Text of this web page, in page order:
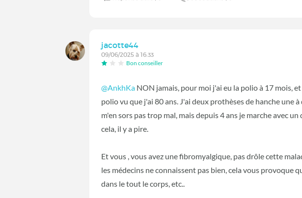
jacotte44
09/06/2025 à 16:33
Bon conseiller
@AnkhKa NON jamais, pour moi j'ai eu la polio à 17 mois,
polio vu que j'ai 80 ans. J'ai deux prothèses de hanche une
m'en sors pas trop mal, mais depuis 4 ans je marche avec
cela, il y a pire.
Et vous , vous avez une fibromyalgique, pas drôle cette
les médecins ne connaissent pas bien, cela vous provoque
dans le tout le corps, etc..